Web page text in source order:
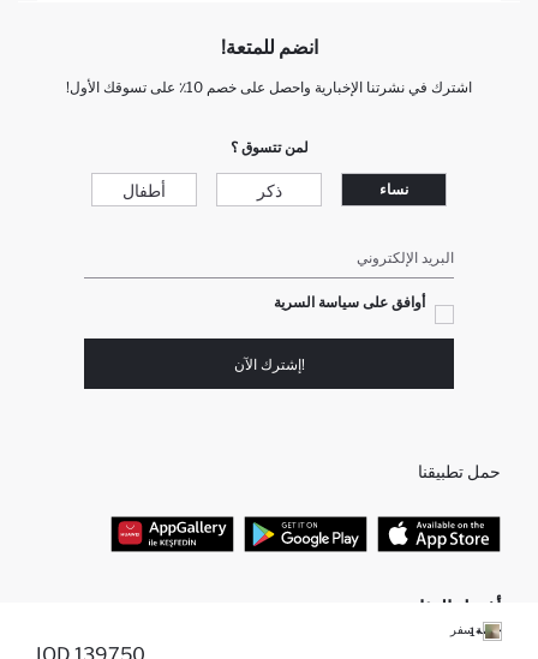
جنطة سفر
+1
انضم للمتعة!
اشترك في نشرتنا الإخبارية واحصل على خصم 10٪ على تسوقك الأول!
لمن تتسوق ؟
نساء ذكر أطفال
البريد الإلكتروني
أوافق على سياسة السرية
!إشترك الآن
حمل تطبيقنا
أفضل الفئات